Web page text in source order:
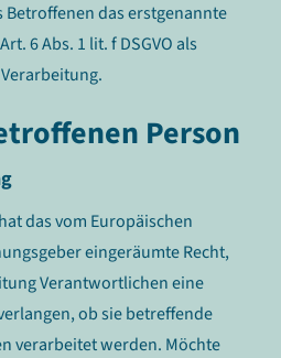
das erstgenannte
6 Abs. 1 lit. f DSGVO als
Person
das vom Europäischen
eingeräumte Recht,
Verantwortlichen eine
ob sie betreffende
verarbeitet werden. Möchte